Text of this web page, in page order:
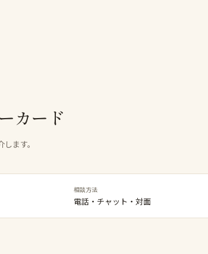
カード
ます。
相談方法
電話・チャット・対面